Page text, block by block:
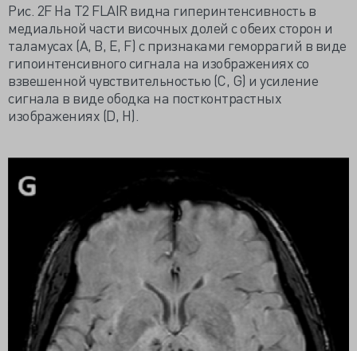
Рис. 2F На Т2 FLAIR видна гиперинтенсивность в
медиальной части височных долей с обеих сторон и
таламусах (A, B, E, F) с признаками геморрагий в виде
гипоинтенсивного сигнала на изображениях со
взвешенной чувствительностью (С, G) и усиление
сигнала в виде ободка на постконтрастных
изображениях (D, H).